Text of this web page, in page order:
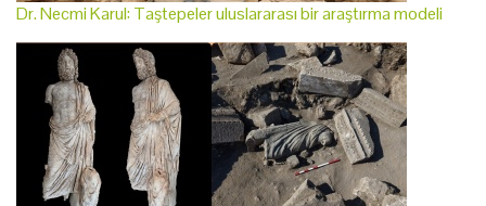
Dr. Necmi Karul: Taştepeler uluslararası bir araştırma modeli